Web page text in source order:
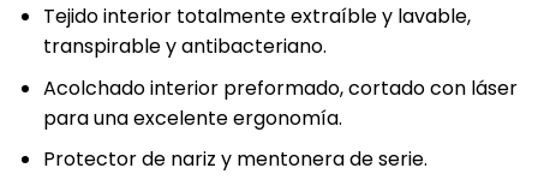
Tejido interior totalmente extraíble y lavable,
transpirable y antibacteriano.
Acolchado interior preformado, cortado con láser
para una excelente ergonomía.
Protector de nariz y mentonera de serie.